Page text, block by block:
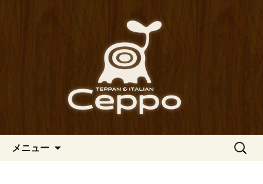
南船場・心斎橋のイタリアン
「Ceppo（チェッポ）」の公式
イタリアン「Ceppo（チェッポ）」。
さまざまなパスタや讃岐オリーブ牛の
ステーキのほか、バルメニューも豊富
にご用意。デートにも一人飲みのお客
様にもぴったりです。
メニュー
検